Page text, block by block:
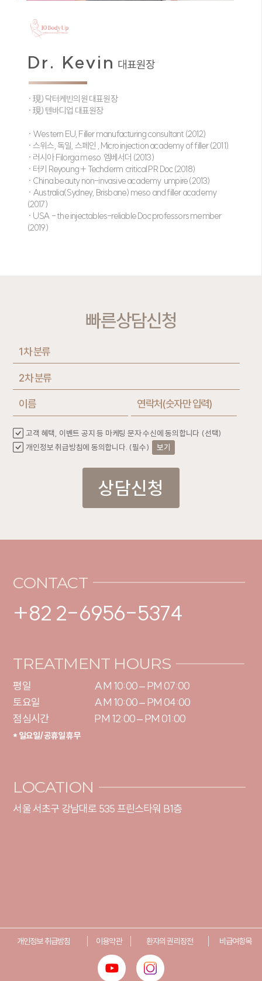
Dr. Kevin 대표원장
· 現) 닥터케빈의원 대표원장
· 現) 텐바디업 대표원장
· Western EU, Filler manufacturing consultant (2012)
· 스위스, 독일, 스페인 , Micro injection academy of filler (2011)
· 러시아 Filorga meso 엠베서더 (2013)
· 터키 Reyoung + Techderm critical PR Doc (2018)
· China beauty non-invasive academy umpire (2013)
· Australia(Sydney, Brisbane) meso and filler academy
(2017)
· USA - the injectables-reliable Doc professors member
(2019)
빠른상담신청
고객 혜택, 이벤트 공지 등 마케팅 문자 수신에 동의합니다 (선택)
개인정보 취급방침에 동의합니다. (필수)
보기
상담신청
CONTACT
+82 2-6956-5374
TREATMENT HOURS
평일
토요일
점심시간
AM 10:00 – PM 07:00
AM 10:00 – PM 04:00
PM 12:00 – PM 01:00
* 일요일/공휴일 휴무
LOCATION
서울 서초구 강남대로 535 프린스타워 B1층
개인정보 취급방침 이용약관 환자의 권리장전 비급여항목